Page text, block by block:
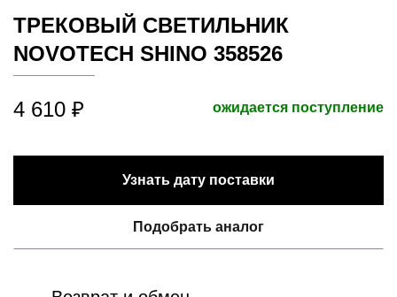
ТРЕКОВЫЙ СВЕТИЛЬНИК
NOVOTECH SHINO 358526
4 610 ₽ ожидается поступление
Узнать дату поставки
Подобрать аналог